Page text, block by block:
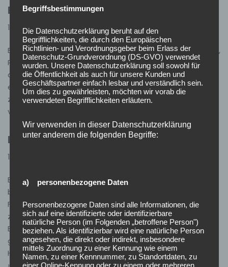
Einsatz 40/2025 – H0 Ölspur
16. November 2025 Einsätze
Einsatz 40/2025 08.11.2025, 16:30 Uhr H-0 Ölspur Ötigheim,
Rastatter Straße LF 10, MZF Bei unserer Rückfahrt von
der Übung stellten wir entlang der Rastatter Straße
eine Öl- bzw. Dieselspur fest. Um die Verkehrssicherheit
zu gewährleisten, stellten wir zwei Warnschilder auf und
verständigten eine Fachfirma, die…
Einsatz 39/2025 – B1 Papierkorb brennt
16. November 2025
Einsatz 39/2025 08.11.2025, 15:25 Uhr B-1 Papierkorb
brennt Ötigheim LF 10, MZF Während unserer
Feuerwehrübung (siehe separater Beitrag) wurden wir
zu einem brennender Papierkorb alarmiert. Beim
Eintreffen an der Einsatzstelle fanden wir zwei
geschmolzene Mülltonnen vor, die sich neben einem
Holzverschlag befanden. Das Feuer hatte…Weiterlesen
Begriffsbestimmungen
Die Datenschutzerklärung beruht auf den
Begrifflichkeiten, die durch den Europäischen
Richtlinien- und Verordnungsgeber beim Erlass der
Datenschutz-Grundverordnung (DS-GVO) verwendet
wurden. Unsere Datenschutzerklärung soll sowohl für
die Öffentlichkeit als auch für unsere Kunden und
Geschäftspartner einfach lesbar und verständlich sein.
Um dies zu gewährleisten, möchten wir vorab die
verwendeten Begrifflichkeiten erläutern.
Wir verwenden in dieser Datenschutzerklärung
unter anderem die folgenden Begriffe:
a) personenbezogene Daten
Personenbezogene Daten sind alle Informationen, die
sich auf eine identifizierte oder identifizierbare
natürliche Person (im Folgenden „betroffene Person")
beziehen. Als identifizierbar wird eine natürliche Person
angesehen, die direkt oder indirekt, insbesondere
mittels Zuordnung zu einer Kennung wie einem
Namen, zu einer Kennnummer, zu Standortdaten, zu
einer Online-Kennung oder zu einem oder mehreren